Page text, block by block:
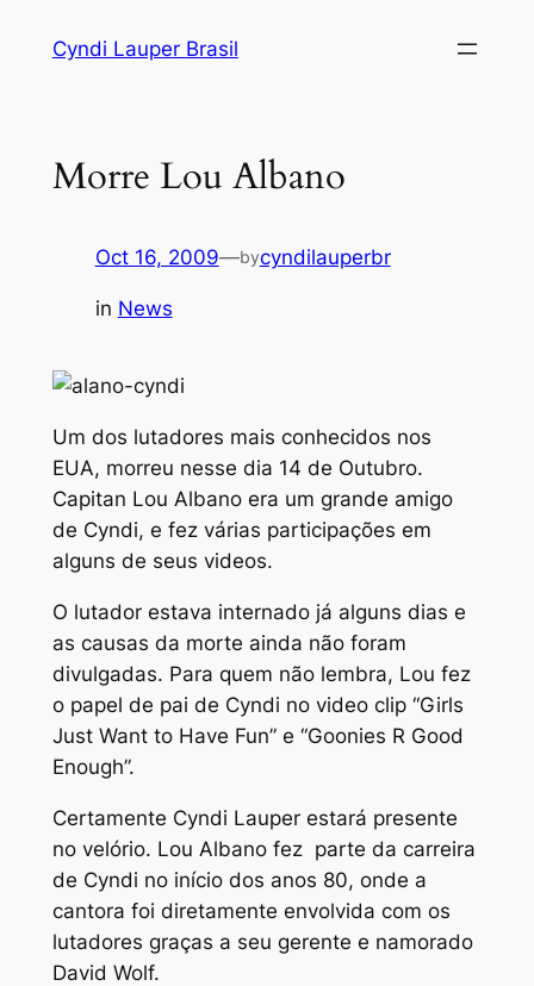
Cyndi Lauper Brasil
Morre Lou Albano
Oct 16, 2009—bycyndilauperbr
in News
Um dos lutadores mais conhecidos nos
EUA, morreu nesse dia 14 de Outubro.
Capitan Lou Albano era um grande amigo
de Cyndi, e fez várias participações em
alguns de seus videos.
O lutador estava internado já alguns dias e
as causas da morte ainda não foram
divulgadas. Para quem não lembra, Lou fez
o papel de pai de Cyndi no video clip “Girls
Just Want to Have Fun” e “Goonies R Good
Enough”.
Certamente Cyndi Lauper estará presente
no velório. Lou Albano fez parte da carreira
de Cyndi no início dos anos 80, onde a
cantora foi diretamente envolvida com os
lutadores graças a seu gerente e namorado
David Wolf.